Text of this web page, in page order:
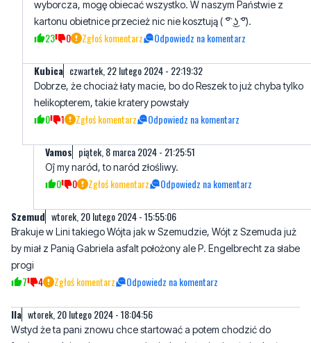
Kubica czwartek, 22 lutego 2024 - 22:19:32
Dobrze, że chociaż łaty macie, bo do Reszek to już chyba tylko
0 1 Zgłoś komentarz Odpowiedz na komentarz
Vamos piątek, 8 marca 2024 - 21:25:51
Oĵ my naród, to naród złośliwy.
wtorek, 20 lutego 2024 - 15:55:06
Brakuje w Lini takiego Wójta jak w Szemudzie, Wójt z Szemuda już
progi
7 4 Zgłoś komentarz Odpowiedz na komentarz
Ila wtorek, 20 lutego 2024 - 18:04:56
Wstyd że ta pani znowu chce startować a potem chodzić do
przez następne 4 lata????????????
23 2 Zgłoś komentarz Odpowiedz na komentarz